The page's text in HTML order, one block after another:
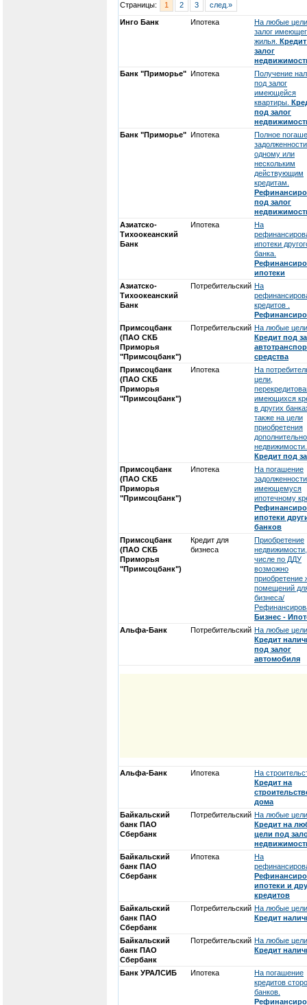
Страницы: 1 2 3 след.»
Инго Банк Ипотека
На любые
залог
жилья.
залог
Банк "Приморье" Ипотека
Получение
под залог
имеющейся
квартиры.
под залог
Банк "Приморье" Ипотека
Полное
одному или
нескольким
действующим
кредитам.
под залог
Азиатско-
Тихоокеанский
Банк
Ипотека
На
ипотеки
банка.
ипотеки
Азиатско-
Тихоокеанский
Банк
Потребительский На
кредитов .
Примсоцбанк
(ПАО СКБ
Приморья
"Примсоцбанк")
Потребительский На любые
Кредит под
средства
Примсоцбанк
(ПАО СКБ
Приморья
"Примсоцбанк")
Ипотека
На
цели,
имеющихся
в других
также на цели
приобретения
недвижимости.
Кредит под
Примсоцбанк
(ПАО СКБ
Приморья
"Примсоцбанк")
Ипотека
На погашение
имеющемуся
ипотечному
ипотеки
банков
Примсоцбанк
(ПАО СКБ
Приморья
"Примсоцбанк")
Кредит для
бизнеса
Приобретение
числе по ДДУ
возможно
приобретение
помещений
бизнеса/
Бизнес -
Альфа-Банк
Потребительский На любые
Кредит
под залог
автомобиля
Альфа-Банк Ипотека
На
Кредит на
дома
Байкальский
банк ПАО
Сбербанк
Потребительский На любые
Кредит на
цели под
Байкальский
банк ПАО
Сбербанк
Ипотека
На
ипотеки и
кредитов
Байкальский
банк ПАО
Сбербанк
Потребительский На любые
Кредит
Байкальский
банк ПАО
Сбербанк
Потребительский На любые
Кредит
Банк УРАЛСИБ Ипотека
На погашение
кредитов
банков.